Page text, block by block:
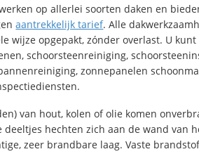
op allerlei soorten daken en
aantrekkelijk tarief. Alle
wijze opgepakt, zónder overlast. U kunt
schoorsteenreiniging,
zonnepanelen
van hout, kolen of olie komen
deeltjes hechten zich aan de wand van
zeer brandbare laag. Vaste